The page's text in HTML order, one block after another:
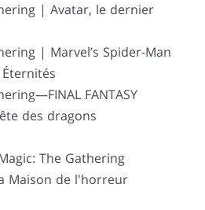
| Avatar, le dernier
| Marvel’s Spider-Man
FANTASY
des dragons
The Gathering
Maison de l'horreur